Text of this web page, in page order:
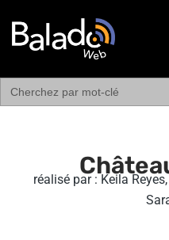
Search
for:
réalisé par : Keila